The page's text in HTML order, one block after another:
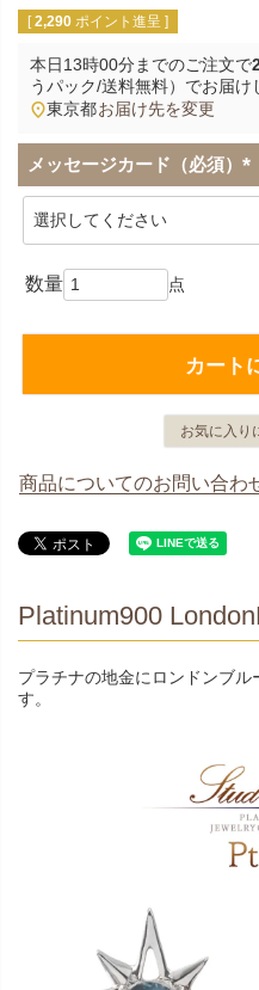
[ 2,290 ポイント進呈 ]
本日13時00分までのご注文で
うパック/送料無料） でお届け
東京都お届け先を変更
メッセージカード（必須）
(
カート
お気に入り
商品についてのお問い合わ
Platinum900
プラチナの地金にロンドンブ
す。